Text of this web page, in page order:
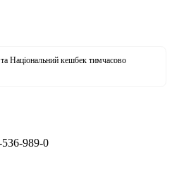
Національний кешбек тимчасово
989-0